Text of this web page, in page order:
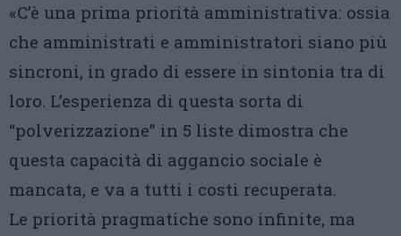
«C’è una prima priorità amministrativa: ossia
che amministrati e amministratori siano più
sincroni, in grado di essere in sintonia tra di
loro. L’esperienza di questa sorta di
“polverizzazione” in 5 liste dimostra che
questa capacità di aggancio sociale è
mancata, e va a tutti i costi recuperata.
Le priorità pragmatiche sono infinite, ma